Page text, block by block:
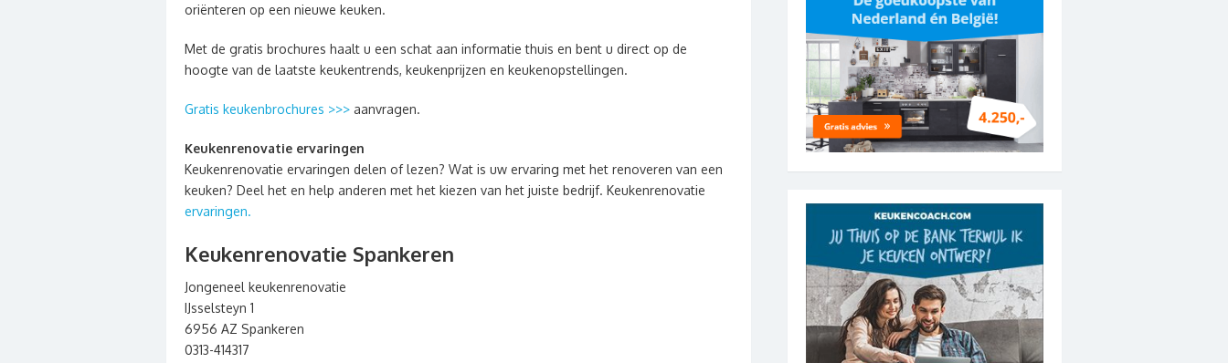
oriënteren op een nieuwe keuken.
Met de gratis brochures haalt u een schat aan informatie thuis en bent u direct op de
hoogte van de laatste keukentrends, keukenprijzen en keukenopstellingen.
Gratis keukenbrochures >>> aanvragen.
Keukenrenovatie ervaringen
Keukenrenovatie ervaringen delen of lezen? Wat is uw ervaring met het renoveren van een
keuken? Deel het en help anderen met het kiezen van het juiste bedrijf. Keukenrenovatie
ervaringen.
Keukenrenovatie Spankeren
Jongeneel keukenrenovatie
IJsselsteyn 1
6956 AZ Spankeren
0313-414317